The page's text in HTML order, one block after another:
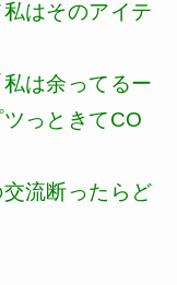
はそのアイテ
は余ってるー
っときてCO
流断ったらど